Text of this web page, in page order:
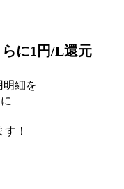
に1円/L還元
明細を
！